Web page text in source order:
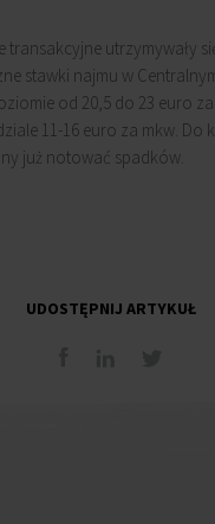
transakcyjne utrzymywały
stawki najmu w
od 20,5 do 23 euro
11-16 euro za mkw. Do
już notować spadków.
UDOSTĘPNIJ ARTYKUŁ